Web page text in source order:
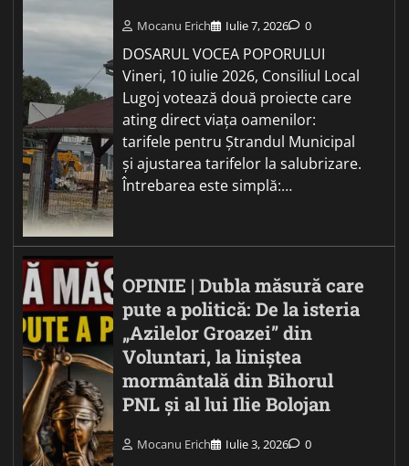
Mocanu Erich Iulie 7, 2026 0
DOSARUL VOCEA POPORULUI
Vineri, 10 iulie 2026, Consiliul Local
Lugoj votează două proiecte care
ating direct viața oamenilor:
tarifele pentru Ștrandul Municipal
și ajustarea tarifelor la salubrizare.
Întrebarea este simplă:…
OPINIE | Dubla măsură care
pute a politică: De la isteria
„Azilelor Groazei” din
Voluntari, la liniștea
mormântală din Bihorul
PNL și al lui Ilie Bolojan
Mocanu Erich Iulie 3, 2026 0